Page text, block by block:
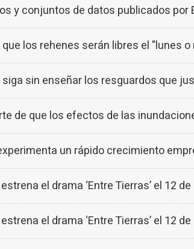
y conjuntos de datos publicados por
que los rehenes serán libres el "lunes
siga sin enseñar los resguardos que
de que los efectos de las
un rápido crecimiento
el drama ‘Entre Tierras’ el 12
el drama ‘Entre Tierras’ el 12